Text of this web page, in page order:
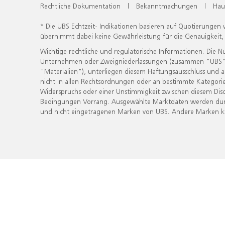
Rechtliche Dokumentation | Bekanntmachungen |
* Die UBS Echtzeit- Indikationen basieren auf
übernimmt dabei keine Gewährleistung für die
Wichtige rechtliche und regulatorische Informationen. Die
Unternehmen oder Zweigniederlassungen (zusammen
"Materialien"), unterliegen diesem Haftungsausschluss
nicht in allen Rechtsordnungen oder an bestimmte
Widerspruchs oder einer Unstimmigkeit zwischen diesem
Bedingungen Vorrang. Ausgewählte Marktdaten werden
und nicht eingetragenen Marken von UBS. Andere Marken